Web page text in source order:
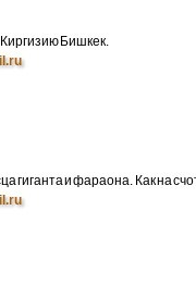
Киргизию Бишкек.
гиганта и фараона. Как на